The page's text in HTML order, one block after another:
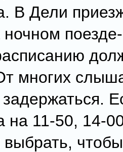
В Дели
многих
на 11-50, 14-
выбрать, чтобы